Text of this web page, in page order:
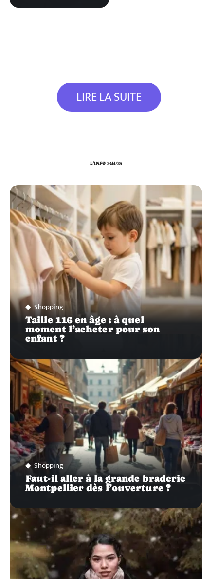
LIRE LA SUITE
L'INFO 24H/24
Shopping
Taille 116 en âge : à quel
moment l’acheter pour son
enfant ?
Shopping
Faut-il aller à la grande braderie
Montpellier dès l’ouverture ?